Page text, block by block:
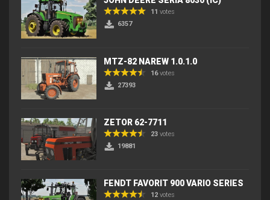
11 votes
6357
MTZ-82 NAREW 1.0.1.0
16votes
27393
ZETOR 62-7711
23 votes
19881
FENDT FAVORIT 900 VARIO SERIES
12 votes